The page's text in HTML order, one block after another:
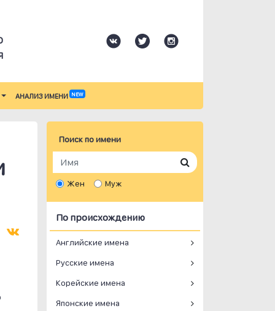
АНАЛИЗ ИМЕНИ NEW
Поиск по имени
Жен Муж
По происхождению
Английские имена
Русские имена
Корейские имена
Японские имена